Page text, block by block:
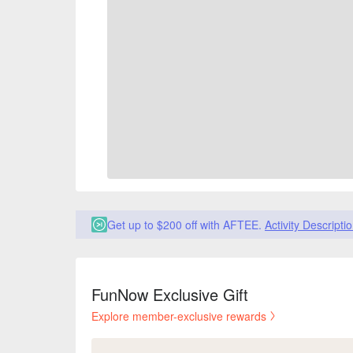
Get up to $200 off with AFTEE. Activity
FunNow Exclusive Gift
Explore member-exclusive rewards